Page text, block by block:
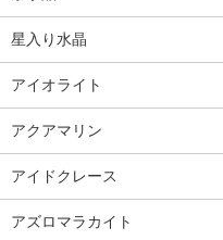
星入り水晶
アイオライト
アクアマリン
アイドクレース
アズロマラカイト